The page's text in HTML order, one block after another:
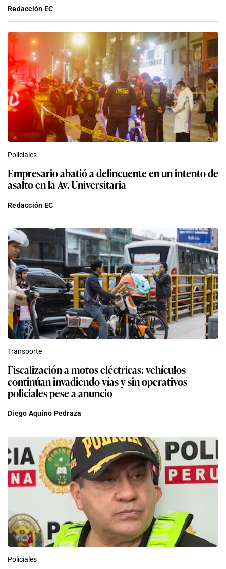
Redacción EC
Policiales
Empresario abatió a delincuente en un intento de
asalto en la Av. Universitaria
Redacción EC
Transporte
Fiscalización a motos eléctricas: vehículos
continúan invadiendo vías y sin operativos
policiales pese a anuncio
Diego Aquino Pedraza
Policiales